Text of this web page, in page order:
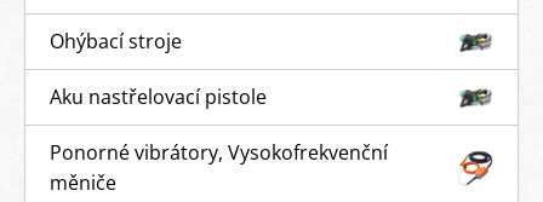
Ohýbací stroje
Aku nastřelovací pistole
Ponorné vibrátory, Vysokofrekvenční
měniče